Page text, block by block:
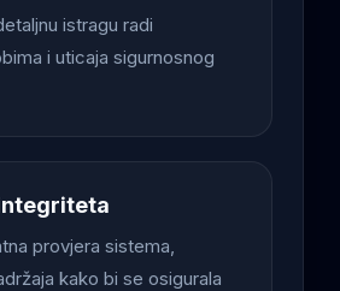
istragu radi
i uticaja sigurnosnog
provjera sistema,
kako bi se osigurala